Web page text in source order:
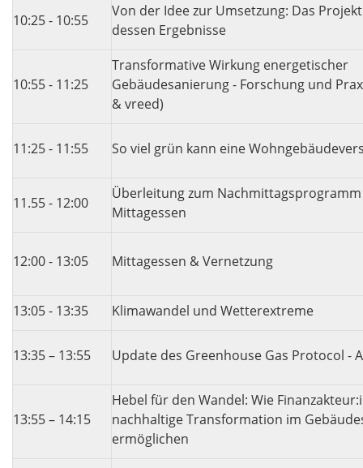
10:25 - 10:55
Von der Idee zur Umsetzung: Das Projekt
dessen Ergebnisse
10:55 - 11:25
Transformative Wirkung energetischer
Gebäudesanierung - Forschung und
& vreed)
11:25 - 11:55 So viel grün kann eine
11.55 - 12:00
Überleitung zum
Mittagessen
12:00 - 13:05 Mittagessen & Vernetzung
13:05 - 13:35 Klimawandel und Wetterextreme
13:35 – 13:55 Update des Greenhouse Gas Protocol -
13:55 – 14:15
Hebel für den Wandel: Wie
nachhaltige Transformation im
ermöglichen